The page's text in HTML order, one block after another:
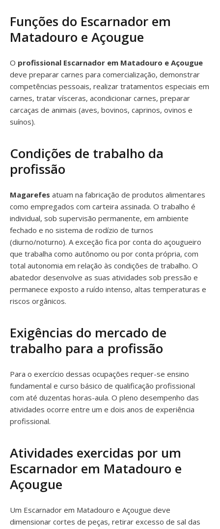
Funções do Escarnador em
Matadouro e Açougue
O profissional Escarnador em Matadouro e Açougue
deve preparar carnes para comercialização, demonstrar
competências pessoais, realizar tratamentos especiais em
carnes, tratar vísceras, acondicionar carnes, preparar
carcaças de animais (aves, bovinos, caprinos, ovinos e
suínos).
Condições de trabalho da
profissão
Magarefes atuam na fabricação de produtos alimentares
como empregados com carteira assinada. O trabalho é
individual, sob supervisão permanente, em ambiente
fechado e no sistema de rodízio de turnos
(diurno/noturno). A exceção fica por conta do açougueiro
que trabalha como autônomo ou por conta própria, com
total autonomia em relação às condições de trabalho. O
abatedor desenvolve as suas atividades sob pressão e
permanece exposto a ruído intenso, altas temperaturas e
riscos orgânicos.
Exigências do mercado de
trabalho para a profissão
Para o exercício dessas ocupações requer-se ensino
fundamental e curso básico de qualificação profissional
com até duzentas horas-aula. O pleno desempenho das
atividades ocorre entre um e dois anos de experiência
profissional.
Atividades exercidas por um
Escarnador em Matadouro e
Açougue
Um Escarnador em Matadouro e Açougue deve
dimensionar cortes de peças, retirar excesso de sal das